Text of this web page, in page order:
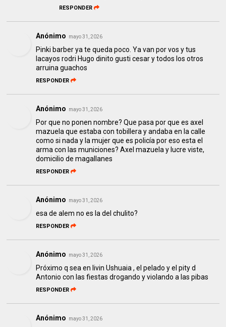
RESPONDER
Anónimo mayo 31, 2026
Pinki barber ya te queda poco. Ya van por vos y tus
lacayos rodri Hugo dinito gusti cesar y todos los otros
arruina guachos
RESPONDER
Anónimo mayo 31, 2026
Por que no ponen nombre? Que pasa por que es axel
mazuela que estaba con tobillera y andaba en la calle
como si nada y la mujer que es policía por eso esta el
arma con las municiones? Axel mazuela y lucre viste,
domicilio de magallanes
RESPONDER
Anónimo mayo 31, 2026
esa de alem no es la del chulito?
RESPONDER
Anónimo mayo 31, 2026
Próximo q sea en livin Ushuaia , el pelado y el pity d
Antonio con las fiestas drogando y violando a las pibas
RESPONDER
Anónimo mayo 31, 2026